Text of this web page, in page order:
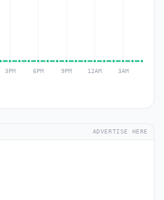
ADVERTISE HERE